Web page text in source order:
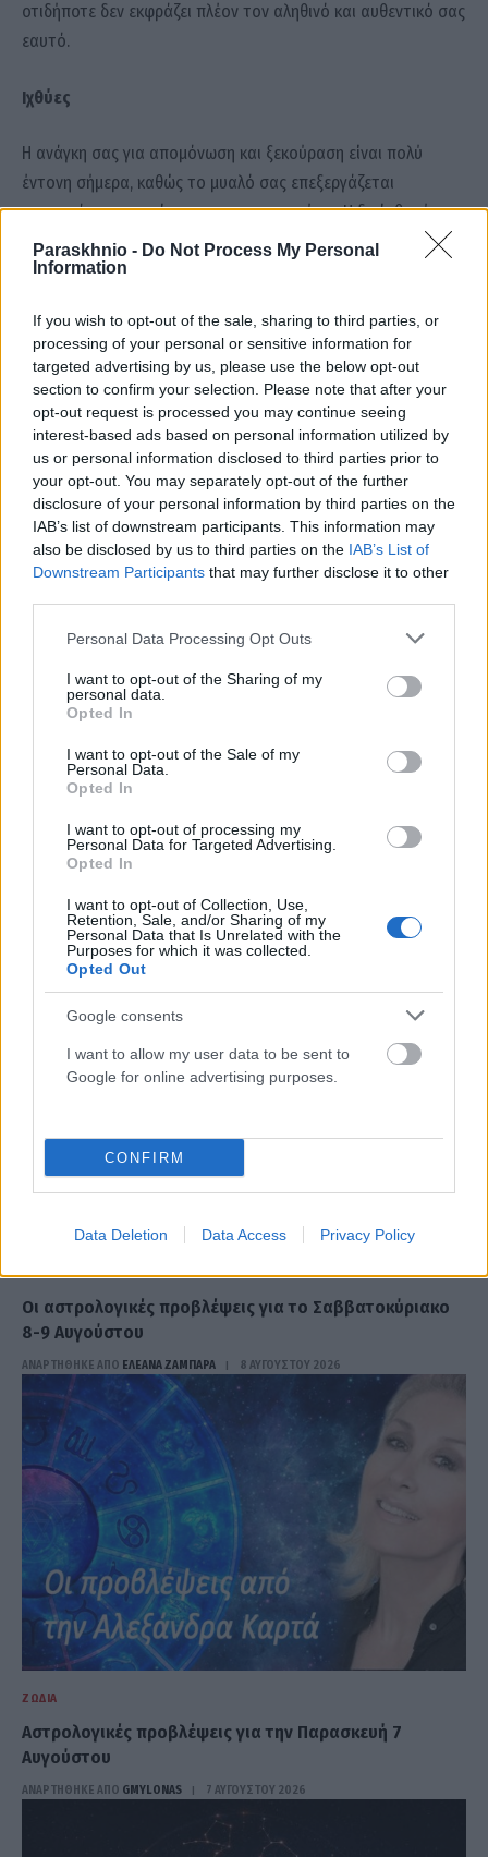
Paraskhnio - Do Not Process My Personal
Information
If you wish to opt-out of the sale, sharing to third parties, or
processing of your personal or sensitive information for
targeted advertising by us, please use the below opt-out
section to confirm your selection. Please note that after your
opt-out request is processed you may continue seeing
interest-based ads based on personal information utilized by
us or personal information disclosed to third parties prior to
your opt-out. You may separately opt-out of the further
disclosure of your personal information by third parties on the
IAB’s list of downstream participants. This information may
also be disclosed by us to third parties on the IAB’s List of
Downstream Participants that may further disclose it to other
Please note that this website/app uses one or more Google
not limited to your visit or usage behaviour. You may click to
grant or deny consent to Google and its third-party tags to
use your data for below specified purposes in below Google
consent section.
Personal Data Processing Opt Outs
I want to opt-out of the Sharing of my
personal data.
Opted In
I want to opt-out of the Sale of my
Personal Data.
Opted In
I want to opt-out of processing my
Personal Data for Targeted Advertising.
Opted In
I want to opt-out of Collection, Use,
Retention, Sale, and/or Sharing of my
Personal Data that Is Unrelated with the
Purposes for which it was collected.
Opted Out
Google consents
I want to allow my user data to be sent to
Google for online advertising purposes.
CONFIRM
Data Deletion Data Access Privacy Policy
οτιδήποτε δεν εκφράζει πλέον τον αληθινό και αυθεντικό σας
εαυτό.
Ιχθύες
Η ανάγκη σας για απομόνωση και ξεκούραση είναι πολύ
έντονη σήμερα, καθώς το μυαλό σας επεξεργάζεται
καταστάσεις που γίνονται στο παρασκήνιο. Η διαίσθησή σας
είναι αλάνθαστη και μπορεί να σας αποκαλύψει κρυφές
πτυχές μιας υπόθεσης, βοηθώντας σας να θεραπεύσετε
Αλεξάνδρα Καρτά αστρολογικές προβλέψεις Ζώδια
FacebookTwitter Pinterest LinkedInTumblr Email
ΠΡΟΗΓΟΎΜΕΝΟ ΆΡΘΡΟ
Πανελλήνιες 2026: Αυτά είναι τα
Πληροφορική
ΕΠΌΜΕΝΟ ΆΡΘΡΟ
Φυλακές Κορυδαλλού: Τέλος
δολοφονίας του Πολωνού
newsroom
ΖΏΔΙΑ
Οι αστρολογικές προβλέψεις για το Σαββατοκύριακο
8-9 Αυγούστου
ΑΝΑΡΤΗΘΗΚΕ ΑΠΟ ΕΛΕΑΝΑ ΖΑΜΠΑΡΑ 8 ΑΥΓΟΎΣΤΟΥ 2026
ΖΏΔΙΑ
Αστρολογικές προβλέψεις για την Παρασκευή 7
Αυγούστου
ΑΝΑΡΤΗΘΗΚΕ ΑΠΟ GMYLONAS 7 ΑΥΓΟΎΣΤΟΥ 2026